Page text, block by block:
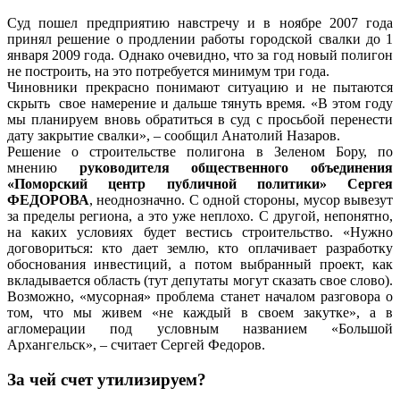
Суд пошел предприятию навстречу и в ноябре 2007 года
принял решение о продлении работы городской свалки до 1
января 2009 года. Однако очевидно, что за год новый полигон
не построить, на это потребуется минимум три года.
Чиновники прекрасно понимают ситуацию и не пытаются
скрыть свое намерение и дальше тянуть время. «В этом году
мы планируем вновь обратиться в суд с просьбой перенести
дату закрытие свалки», – сообщил Анатолий Назаров.
Решение о строительстве полигона в Зеленом Бору, по
мнению руководителя общественного объединения
«Поморский центр публичной политики» Сергея
ФЕДОРОВА, неоднозначно. С одной стороны, мусор вывезут
за пределы региона, а это уже неплохо. С другой, непонятно,
на каких условиях будет вестись строительство. «Нужно
договориться: кто дает землю, кто оплачивает разработку
обоснования инвестиций, а потом выбранный проект, как
вкладывается область (тут депутаты могут сказать свое слово).
Возможно, «мусорная» проблема станет началом разговора о
том, что мы живем «не каждый в своем закутке», а в
агломерации под условным названием «Большой
Архангельск», – считает Сергей Федоров.
За чей счет утилизируем?